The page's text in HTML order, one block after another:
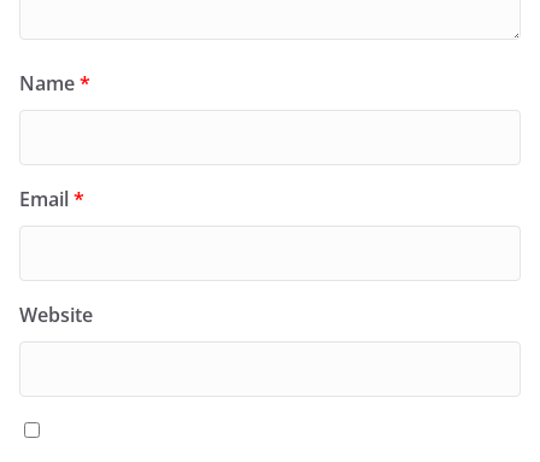
Name*
Email*
Website